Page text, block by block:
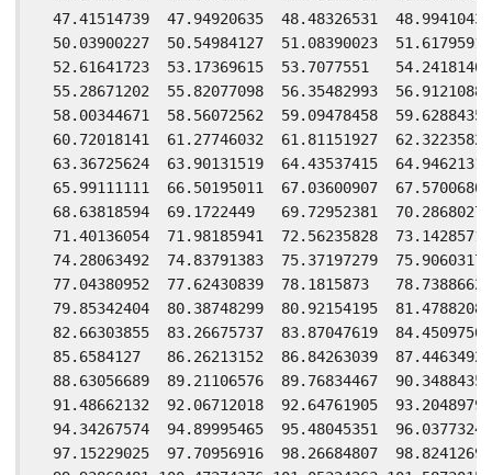
47.41514739  47.94920635  48.48326531
50.03900227  50.54984127  51.08390023
52.61641723  53.17369615  53.7077551
55.28671202  55.82077098  56.35482993
58.00344671  58.56072562  59.09478458
60.72018141  61.27746032  61.81151927
63.36725624  63.90131519  64.43537415
65.99111111  66.50195011  67.03600907
68.63818594  69.1722449   69.72952381
71.40136054  71.98185941  72.56235828
74.28063492  74.83791383  75.37197279
77.04380952  77.62430839  78.1815873
79.85342404  80.38748299  80.92154195
82.66303855  83.26675737  83.87047619
85.6584127   86.26213152  86.84263039
88.63056689  89.21106576  89.76834467
91.48662132  92.06712018  92.64761905
94.34267574  94.89995465  95.48045351
97.15229025  97.70956916  98.26684807